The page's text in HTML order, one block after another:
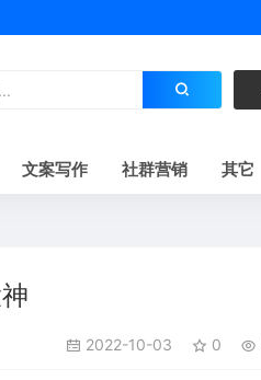
文案写作 社群营销 其它
2022-10-03 0